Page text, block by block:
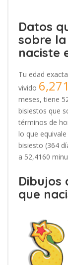
Datos
sobre
naciste
Tu edad
vivido 6,271
meses, tiene
bisiestos que
términos de
lo que
bisiesto (364
a 52,4160
Dibujos
que